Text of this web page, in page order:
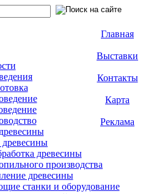
Главная
Выставки
Контакты
Карта
Реклама
древесины
производства
древесины
станки и оборудование